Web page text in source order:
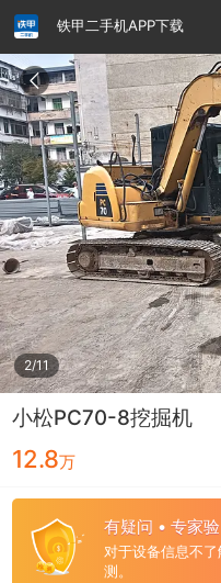
铁甲二手机APP下载
2/11
小松PC70-8挖掘机
12.8万
有疑问 • 专家
对于设备信息不
测。
请输入手机号
提
交
即
表
示
您
同
意
《隐
私
政
策》
铁甲龙总部